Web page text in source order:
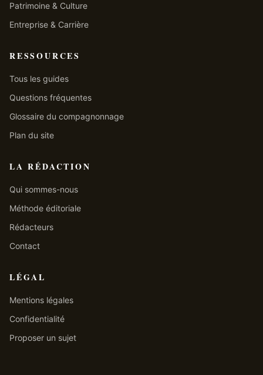
Patrimoine & Culture
Entreprise & Carrière
RESSOURCES
Tous les guides
Questions fréquentes
Glossaire du compagnonnage
Plan du site
LA RÉDACTION
Qui sommes-nous
Méthode éditoriale
Rédacteurs
Contact
LÉGAL
Mentions légales
Confidentialité
Proposer un sujet